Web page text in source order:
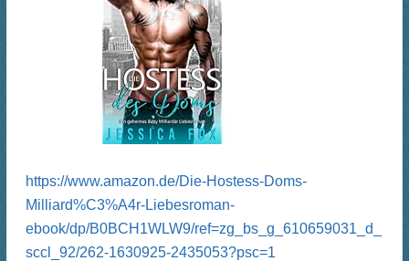
https://www.amazon.de/Die-Hostess-Doms-
Milliard%C3%A4r-Liebesroman-
ebook/dp/B0BCH1WLW9/ref=zg_bs_g_610659031_d_
sccl_92/262-1630925-2435053?psc=1